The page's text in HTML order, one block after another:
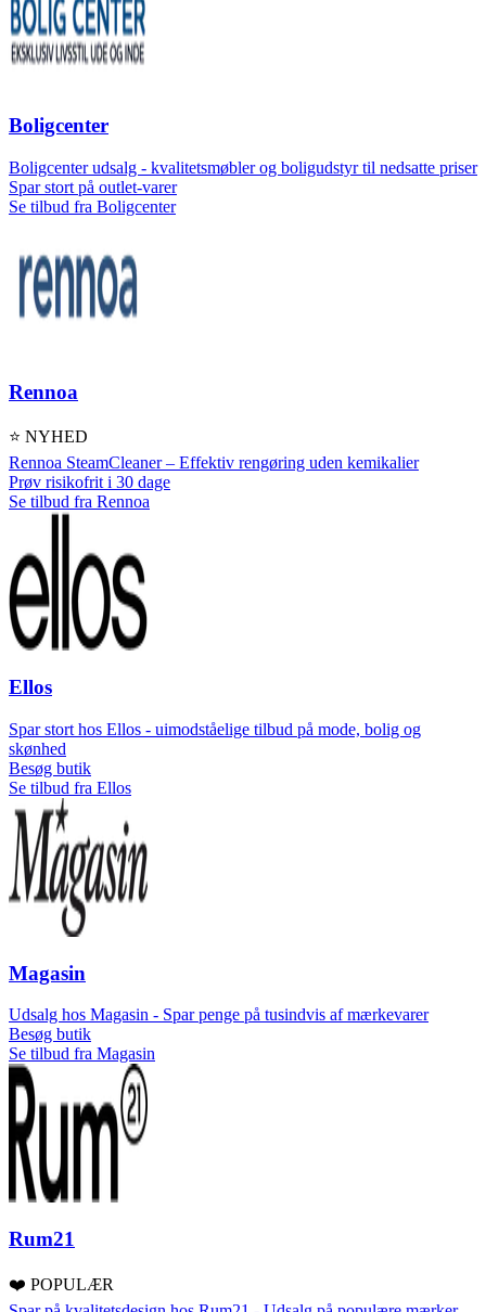
Boligcenter
Boligcenter udsalg - kvalitetsmøbler og boligudstyr til nedsatte priser
Spar stort på outlet-varer
Se tilbud fra Boligcenter
Rennoa
⭐ NYHED
Rennoa SteamCleaner – Effektiv rengøring uden kemikalier
Prøv risikofrit i 30 dage
Se tilbud fra Rennoa
Ellos
Spar stort hos Ellos - uimodståelige tilbud på mode, bolig og
skønhed
Besøg butik
Se tilbud fra Ellos
Magasin
Udsalg hos Magasin - Spar penge på tusindvis af mærkevarer
Besøg butik
Se tilbud fra Magasin
Rum21
❤️ POPULÆR